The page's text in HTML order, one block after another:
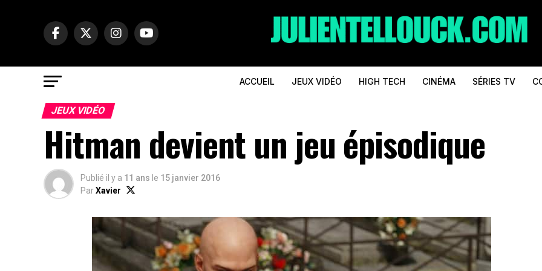
ACCUEIL JEUX VIDÉO HIGH TECH CINÉMA SÉRIES TV
JEUX VIDÉO
Hitman devient un jeu épisodique
Publié il y a 11 ans le 15 janvier 2016
ParXavier